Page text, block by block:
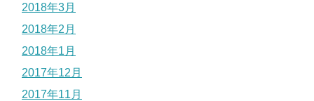
2018年3月
2018年2月
2018年1月
2017年12月
2017年11月